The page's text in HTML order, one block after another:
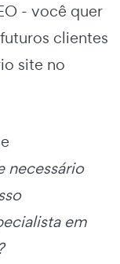
- você quer
clientes
site no
necessário
em